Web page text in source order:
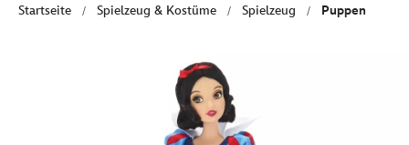
Startseite Spielzeug & Kostüme Spielzeug Puppen